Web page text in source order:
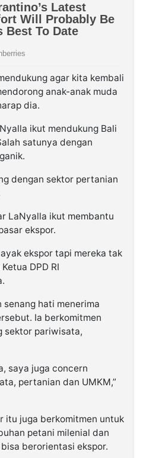
agar kita kembali
anak-anak muda
dia.
ikut mendukung Bali
satunya dengan
dengan sektor pertanian
LaNyalla ikut membantu
ekspor.
ekspor tapi mereka tak
DPD RI
hati menerima
Ia berkomitmen
sektor pariwisata,
saya juga concern
pertanian dan UMKM,”
itu juga berkomitmen untuk
petani milenial dan
berorientasi ekspor.